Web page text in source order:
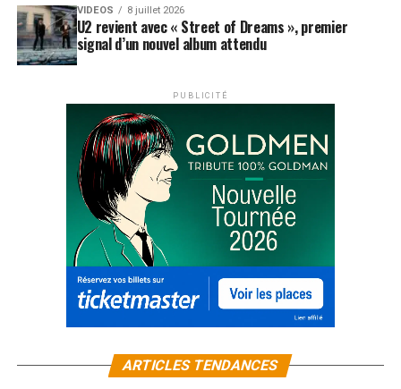
VIDEOS 8 juillet 2026
U2 revient avec « Street of Dreams », premier
signal d’un nouvel album attendu
PUBLICITÉ
ARTICLES TENDANCES